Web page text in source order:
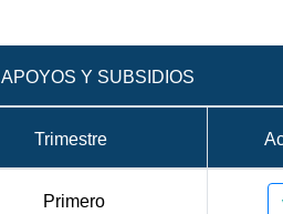
APOYOS Y SUBSIDIOS
Trimestre
Primero